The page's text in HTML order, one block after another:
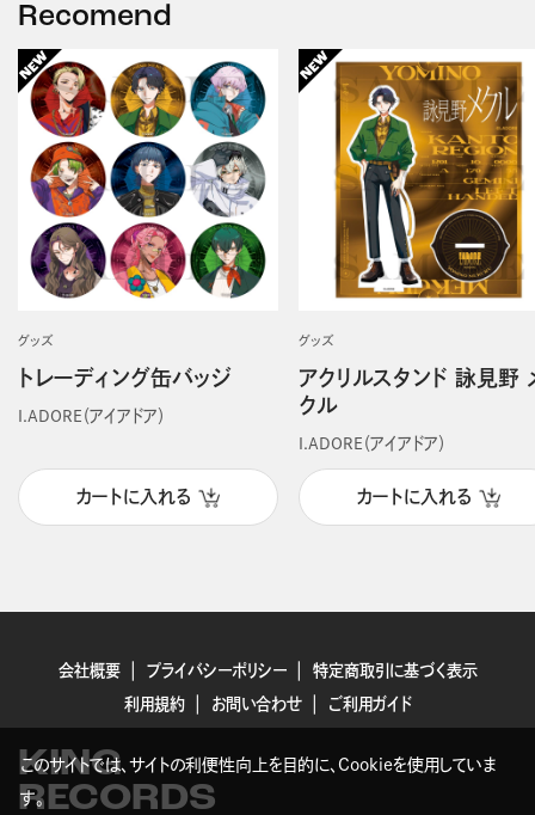
Recomend
グッズ
トレーディング缶バッジ
I.ADORE（アイアドア）
カートに入れる
グッズ
アクリルスタンド 詠見野
クル
I.ADORE（アイアドア）
カートに入れる
会社概要 プライバシーポリシー
特定商取引に基づく表示
利用規約
お問い合わせ ご利用ガイド
KING
RECORDS
このサイトでは、サイトの利便性向上を目的に、Cookieを使用していま
す。